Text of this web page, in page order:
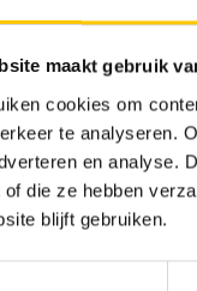
maakt gebruik
cookies om
te analyseren.
en analyse.
die ze hebben
blijft gebruiken.